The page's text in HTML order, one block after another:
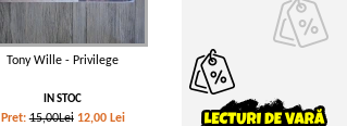
Tony Wille - Privilege
IN STOC
Pret:15,00Lei 12,00 Lei